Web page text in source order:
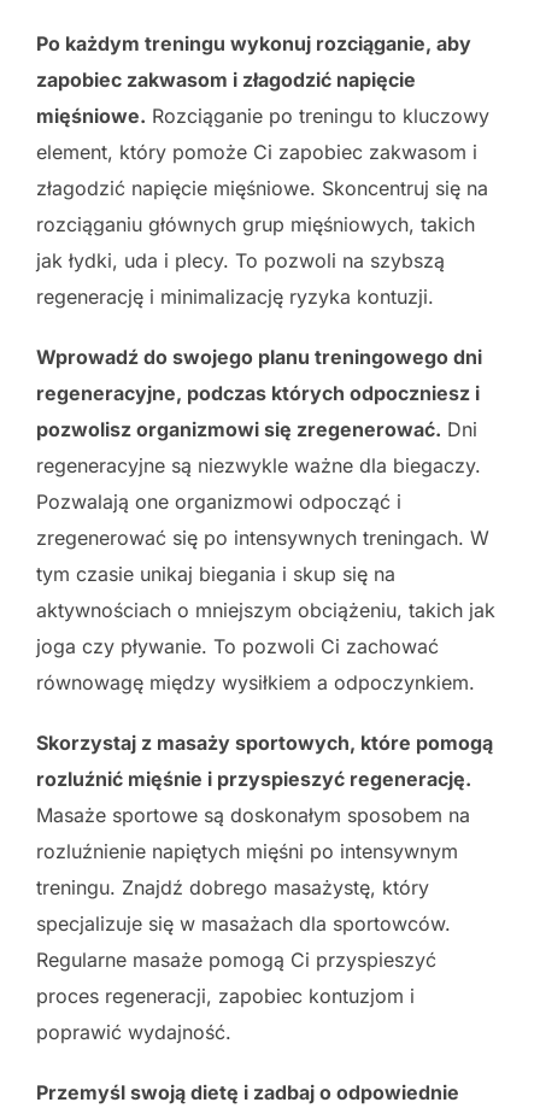
Po każdym treningu wykonuj rozciąganie, aby
zapobiec zakwasom i złagodzić napięcie
mięśniowe. Rozciąganie po treningu to kluczowy
element, który pomoże Ci zapobiec zakwasom i
złagodzić napięcie mięśniowe. Skoncentruj się na
rozciąganiu głównych grup mięśniowych, takich
jak łydki, uda i plecy. To pozwoli na szybszą
regenerację i minimalizację ryzyka kontuzji.
Wprowadź do swojego planu treningowego dni
regeneracyjne, podczas których odpoczniesz i
pozwolisz organizmowi się zregenerować. Dni
regeneracyjne są niezwykle ważne dla biegaczy.
Pozwalają one organizmowi odpocząć i
zregenerować się po intensywnych treningach. W
tym czasie unikaj biegania i skup się na
aktywnościach o mniejszym obciążeniu, takich jak
joga czy pływanie. To pozwoli Ci zachować
równowagę między wysiłkiem a odpoczynkiem.
Skorzystaj z masaży sportowych, które pomogą
rozluźnić mięśnie i przyspieszyć regenerację.
Masaże sportowe są doskonałym sposobem na
rozluźnienie napiętych mięśni po intensywnym
treningu. Znajdź dobrego masażystę, który
specjalizuje się w masażach dla sportowców.
Regularne masaże pomogą Ci przyspieszyć
proces regeneracji, zapobiec kontuzjom i
poprawić wydajność.
Przemyśl swoją dietę i zadbaj o odpowiednie